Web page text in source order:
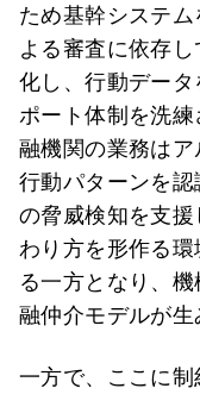
ため基幹システ
よる審査に依存
化し、行動デー
ポート体制を洗
融機関の業務はア
行動パターンを
の脅威検知を支
わり方を形作る
る一方となり、
融仲介モデルが生
一方で、ここに制